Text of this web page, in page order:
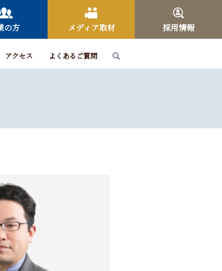
の方 メディア取材 採用情報
アクセス よくあるご質問